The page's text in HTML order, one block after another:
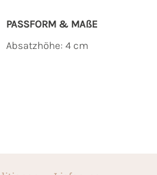
PASSFORM & MAẞE
Absatzhöhe: 4 cm